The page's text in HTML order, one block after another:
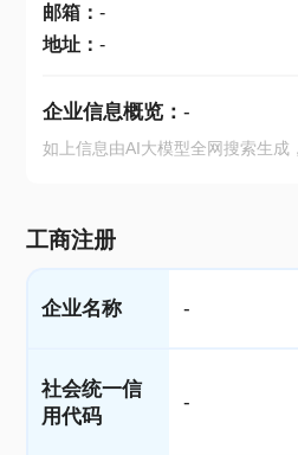
邮箱： -
地址： -
企业信息概览： -
如上信息由AI大模型全网搜索生成
工商注册
企业名称 -
社会统一信
用代码
-